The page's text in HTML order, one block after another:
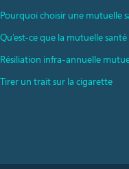
Pourquoi choisir une mutuelle
Qu’est-ce que la mutuelle
Résiliation infra-annuelle
Tirer un trait sur la cigarette